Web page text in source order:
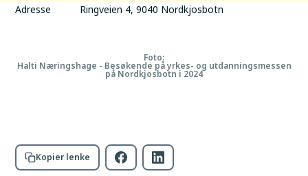
Adresse
Ringveien 4, 9040 Nordkjosbotn
Foto:
Halti Næringshage - Besøkende på yrkes- og utdanningsmessen
på Nordkjosbotn i 2024
Kopier lenke